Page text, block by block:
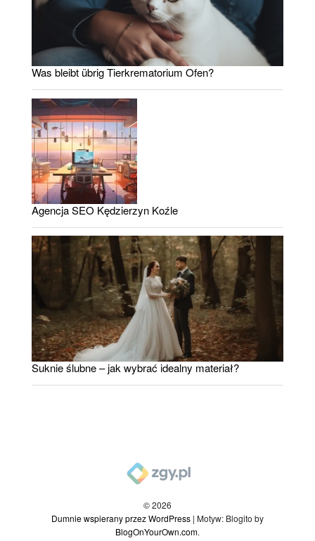
Was bleibt übrig Tierkrematorium Ofen?
Agencja SEO Kędzierzyn Koźle
Suknie ślubne – jak wybrać idealny materiał?
© 2026
Dumnie wspierany przez WordPress | Motyw: Blogito by
BlogOnYourOwn.com.